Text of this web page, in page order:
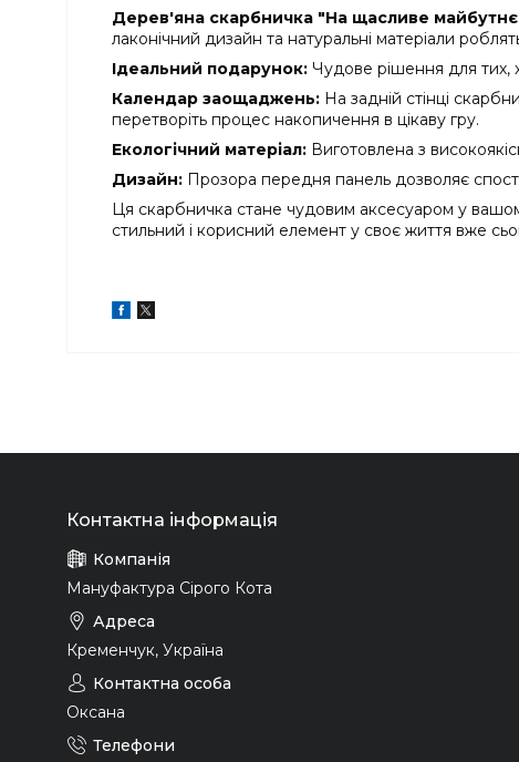
Дерев'яна скарбничка "На щасливе
лаконічний дизайн та натуральні матеріали
Ідеальний подарунок: Чудове рішення для тих,
Календар заощаджень: На задній стінці
перетворіть процес накопичення в цікаву гру.
Екологічний матеріал: Виготовлена з
Дизайн: Прозора передня панель дозволяє
Ця скарбничка стане чудовим аксесуаром у
стильний і корисний елемент у своє життя вже
Мануфактура Сірого Кота
Кременчук, Україна
Оксана